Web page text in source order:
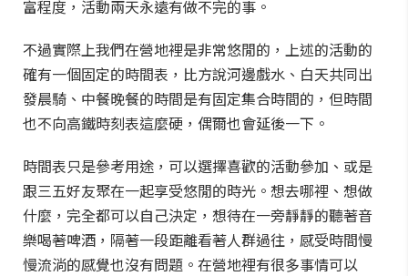
富程度，活動兩天永遠有做不完的事。
不過實際上我們在營地裡是非常悠閒的，上述的活動的
確有一個固定的時間表，比方說河邊戲水、白天共同出
發晨騎、中餐晚餐的時間是有固定集合時間的，但時間
也不向高鐵時刻表這麼硬，偶爾也會延後一下。
時間表只是參考用途，可以選擇喜歡的活動參加、或是
跟三五好友聚在一起享受悠閒的時光。想去哪裡、想做
什麼，完全都可以自己決定，想待在一旁靜靜的聽著音
樂喝著啤酒，隔著一段距離看著人群過往，感受時間慢
慢流淌的感覺也沒有問題。在營地裡有很多事情可以